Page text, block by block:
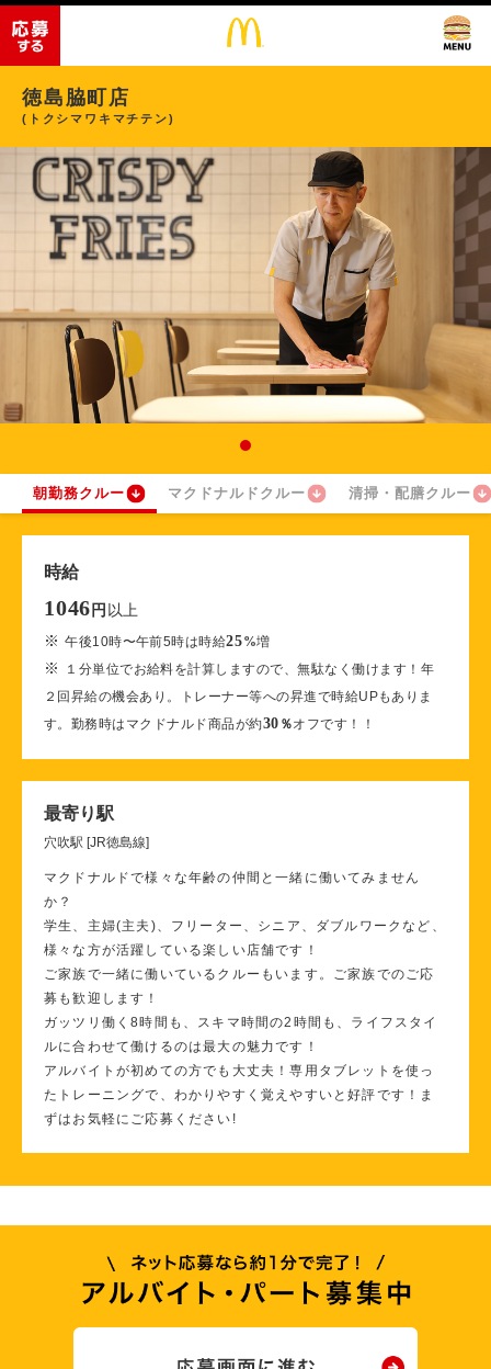
徳島脇町店
(トクシマワキマチテン)
朝勤務クルー マクドナルドクルー 清掃・配膳クルー
時給
1046 円 以上
※午後10時〜午前5時は時給25%増
※
１分単位でお給料を計算しますので、無駄なく働けます！年
２回昇給の機会あり。トレーナー等への昇進で時給UPもありま
す。勤務時はマクドナルド商品が約30 ％オフです！！
最寄り駅
穴吹駅 [JR徳島線]
マクドナルドで様々な年齢の仲間と一緒に働いてみません
か？
学生、主婦(主夫)、フリーター、シニア、ダブルワークなど、
様々な方が活躍している楽しい店舗です！
ご家族で一緒に働いているクルーもいます。ご家族でのご応
募も歓迎します！
ガッツリ働く8時間も、スキマ時間の2時間も、ライフスタイ
ルに合わせて働けるのは最大の魅力です！
アルバイトが初めての方でも大丈夫！専用タブレットを使っ
たトレーニングで、わかりやすく覚えやすいと好評です！ま
ずはお気軽にご応募ください!